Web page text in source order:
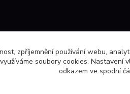
zpříjemnění používání webu,
soubory cookies.
odkazem ve spodní